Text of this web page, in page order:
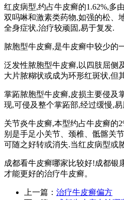
红皮病型,约占牛皮癣的1.62%,多
双吗啉和激素类药物,如强的松、
全身症状,治疗较顽固,易于复发.
脓胞型牛皮癣,是牛皮癣中较少的
泛发性脓胞型牛皮癣,以四肢屈侧
大片脓糊状或成为环形红斑状,但
掌跖脓胞型牛皮癣,皮损主要侵及
现,可侵及整个掌跖部,经过缓慢,
关节炎牛皮癣,本型约占牛皮癣的
别是手足小关节、颈椎、骶髂关
可随之好转或消失.当红皮病型或
成都看牛皮癣哪家比较好!成都银
才能更好的治疗牛皮癣。
上一篇： 治疗牛皮癣偏方